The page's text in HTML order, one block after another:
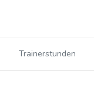
Trainerstunden